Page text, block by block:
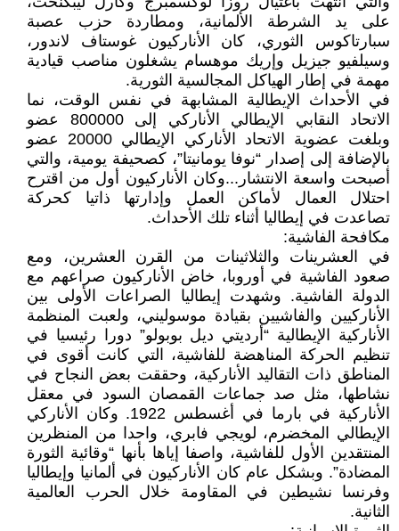
على يد الشرطة الألمانية، ومطاردة حزب عصبة
سبارتاكوس الثوري، كان الأناركيون غوستاف لاندور،
وسيلفيو جيزيل وإريك موهسام يشغلون مناصب قيادية
مهمة في إطار الهياكل المجالسية الثورية.
في الأحداث الإيطالية المشابهة في نفس الوقت، نما
الاتحاد النقابي الإيطالي الأناركي إلى 800000 عضو
وبلغت عضوية الاتحاد الأناركي الإيطالي 20000 عضو
بالإضافة إلى إصدار “نوفا يومانيتا”، كصحيفة يومية، والتي
أصبحت واسعة الانتشار...وكان الأناركيون أول من اقترح
احتلال العمال لأماكن العمل وإدارتها ذاتيا كحركة
تصاعدت في إيطاليا أثناء تلك الأحداث.
مكافحة الفاشية:
في العشرينات والثلاثينات من القرن العشرين، ومع
صعود الفاشية في أوروبا، خاض الأناركيون صراعهم مع
الدولة الفاشية. وشهدت إيطاليا الصراعات الأولى بين
الأناركيين والفاشيين بقيادة موسوليني، ولعبت المنظمة
الأناركية الإيطالية “أرديتي ديل بوبولو” دورا رئيسيا في
تنظيم الحركة المناهضة للفاشية، التي كانت أقوى في
المناطق ذات التقاليد الأناركية، وحققت بعض النجاح في
نشاطها، مثل صد جماعات القمصان السود في معقل
الأناركية في بارما في أغسطس 1922. وكان الأناركي
الإيطالي المخضرم، لويجي فابري، واحدا من المنظرين
المنتقدين الأول للفاشية، واصفا إياها بأنها “وقائية الثورة
المضادة”. وبشكل عام كان الأناركيون في ألمانيا وإيطاليا
وفرنسا نشيطين في المقاومة خلال الحرب العالمية
الثانية.